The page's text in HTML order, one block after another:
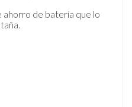
de batería que lo